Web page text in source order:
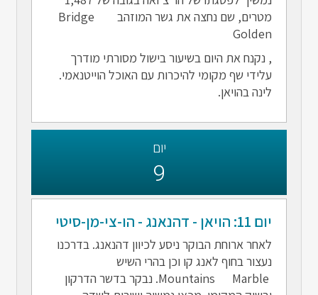
מטרים, שם נחצה את גשר המוזהב Bridge
Golden
, נקנח את היום בשיעור בישול מסורתי מודרך
עלידי שף מקומי להיכרות עם האוכל הוייטנאמי.
לינה בהויאן.
יום
9
יום 11: הויאן - דהנאנג - הו-צי-מן-סיטי
לאחר ארוחת הבוקר ניסע לכיוון דהנאנג. בדרכנו
נעצור בחוף לאנג קו וכן בהרי השיש
Mountains Marble. נבקר בדשר הדרקון